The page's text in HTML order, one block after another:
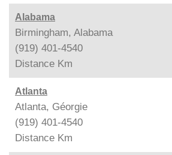
Alabama
Birmingham, Alabama
(919) 401-4540
Distance Km
Atlanta
Atlanta, Géorgie
(919) 401-4540
Distance Km